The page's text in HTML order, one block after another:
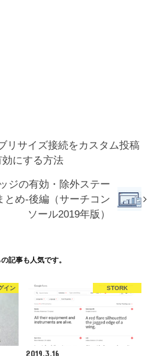
リサイズ接続をカスタム投稿
にする方法
ジの有効・除外ステー
とめ-後編（サーチコン
ソール2019年版）
記事も人気です。
イン STORK
2019.3.16